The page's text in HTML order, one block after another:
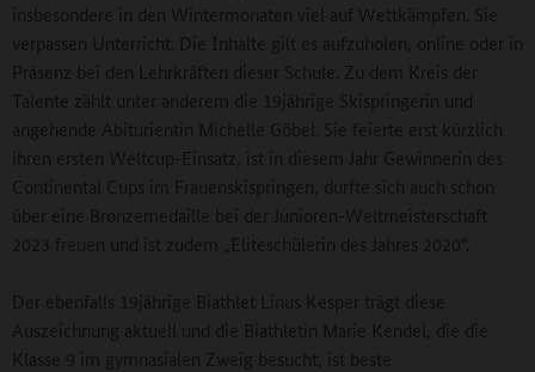
insbesondere in den Wintermonaten viel auf Wettkämpfen. Sie
verpassen Unterricht. Die Inhalte gilt es aufzuholen, online oder in
Präsenz bei den Lehrkräften dieser Schule. Zu dem Kreis der
Talente zählt unter anderem die 19jährige Skispringerin und
angehende Abiturientin Michelle Göbel. Sie feierte erst kürzlich
ihren ersten Weltcup-Einsatz, ist in diesem Jahr Gewinnerin des
Continental Cups im Frauenskispringen, durfte sich auch schon
über eine Bronzemedaille bei der Junioren-Weltmeisterschaft
2023 freuen und ist zudem „Eliteschülerin des Jahres 2020“.
Der ebenfalls 19jährige Biathlet Linus Kesper trägt diese
Auszeichnung aktuell und die Biathletin Marie Kendel, die die
Klasse 9 im gymnasialen Zweig besucht, ist beste